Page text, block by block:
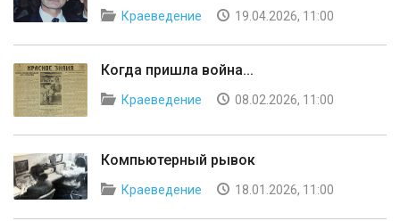
Краеведение 19.04.2026, 11:00
Когда пришла война...
Краеведение 08.02.2026, 11:00
Компьютерный рывок
Краеведение 18.01.2026, 11:00